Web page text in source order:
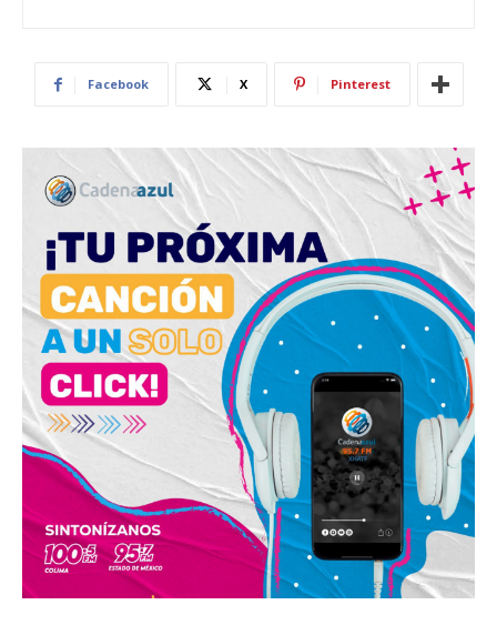
Facebook X Pinterest